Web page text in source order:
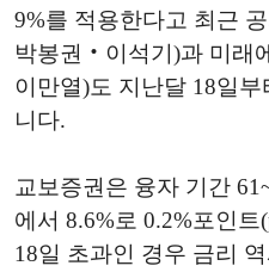
9%를 적용한다고 최근
박봉권‧이석기)과 미래
이만열)도 지난달 18일
니다.
교보증권은 융자 기간
에서 8.6%로 0.2%포인
18일 초과인 경우 금리